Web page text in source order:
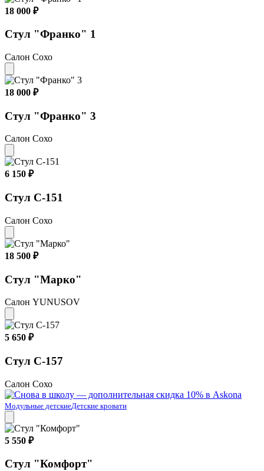
18 000 ₽
Стул "Франко" 1
Салон Сохо
18 000 ₽
Стул "Франко" 3
Салон Сохо
6 150 ₽
Стул С-151
Салон Сохо
18 500 ₽
Стул "Марко"
Салон YUNUSOV
5 650 ₽
Стул С-157
Салон Сохо
Модульные детскиеДетские кровати
5 550 ₽
Стул "Комфорт"